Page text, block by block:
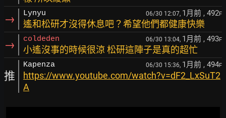
→ Lynyu 06/30 12:07, 1月前 , 492F
遙和松研才沒得休息吧？希望他們都健康快樂
→ coldeden 06/30 13:04, 1月前 , 493F
小遙沒事的時候很涼 松研這陣子是真的超忙
推
Kapenza 06/30 15:36, 1月前 , 494F
https://www.youtube.com/watch?v=dF2_LxSuT2
A